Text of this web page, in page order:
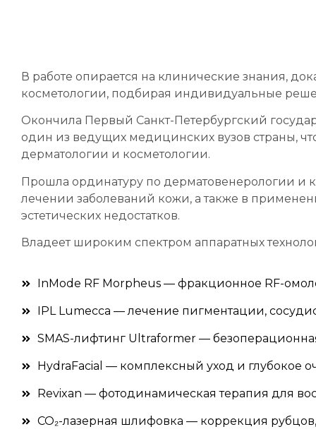
В работе опирается на клинические знания,
косметологии, подбирая индивидуальные
Окончила Первый Санкт-Петербургский
один из ведущих медицинских вузов страны,
дерматологии и косметологии.
Прошла ординатуру по дерматовенерологии и
лечении заболеваний кожи, а также в
эстетических недостатков.
Владеет широким спектром аппаратных
InMode RF Morpheus — фракционное RF-
IPL Lumecca — лечение пигментации,
SMAS-лифтинг Ultraformer —
HydraFacial — комплексный уход и глубокое
Revixan — фотодинамическая терапия для
CO₂-лазерная шлифовка — коррекция